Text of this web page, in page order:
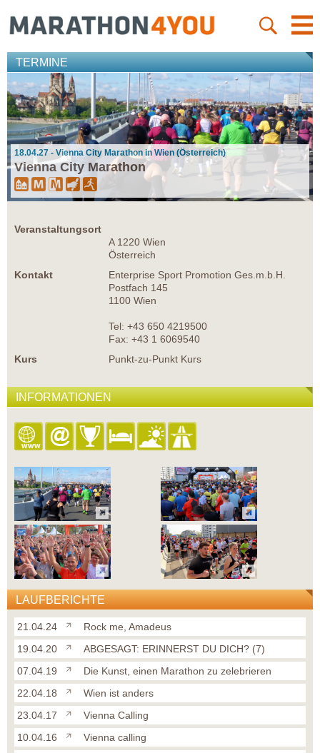
TERMINE
18.04.27 - Vienna City Marathon in Wien (Österreich)
Vienna City Marathon
Veranstaltungsort
A 1220 Wien
Österreich
Kontakt
Enterprise Sport Promotion Ges.m.b.H.
Postfach 145
1100 Wien
Tel: +43 650 4219500
Fax: +43 1 6069540
Kurs
Punkt-zu-Punkt Kurs
INFORMATIONEN
LAUFBERICHTE
21.04.24
Rock me, Amadeus
19.04.20
ABGESAGT: ERINNERST DU DICH? (7)
07.04.19
Die Kunst, einen Marathon zu zelebrieren
22.04.18
Wien ist anders
23.04.17
Vienna Calling
10.04.16
Vienna calling